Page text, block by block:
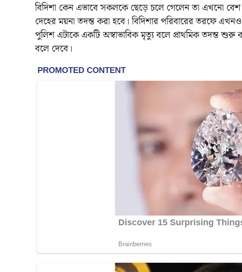
বিদিশা কেন এভাবে সকলকে ছেড়ে চলে গেলেন তা এখনো
দেহের ময়না তদন্ত করা হবে। বিদিশার পরিবারের তরফে
পুলিশ এটাকে একটি অস্বাভাবিক মৃত্যু বলে প্রাথমিক তদন্ত
বলে দেবে।